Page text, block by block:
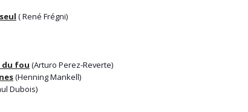
( René Frégni)
du fou (Arturo Perez-Reverte)
(Henning Mankell)
Dubois)